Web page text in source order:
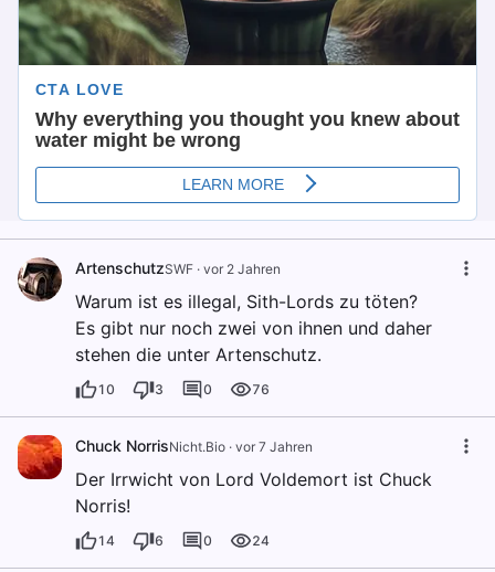
ArtenschutzSWF · vor 2 Jahren
Warum ist es illegal, Sith-Lords zu töten?
Es gibt nur noch zwei von ihnen und daher
stehen die unter Artenschutz.
10 3 0 76
Chuck NorrisNicht.Bio · vor 7 Jahren
Der Irrwicht von Lord Voldemort ist Chuck
Norris!
14 6 0 24